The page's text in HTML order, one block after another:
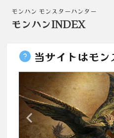
モンハン モンスターハンター
モンハンINDEX
当サイトはモン